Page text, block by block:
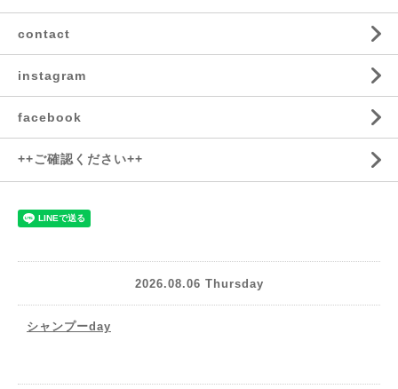
contact
instagram
facebook
++ご確認ください++
2026.08.06 Thursday
シャンプーday